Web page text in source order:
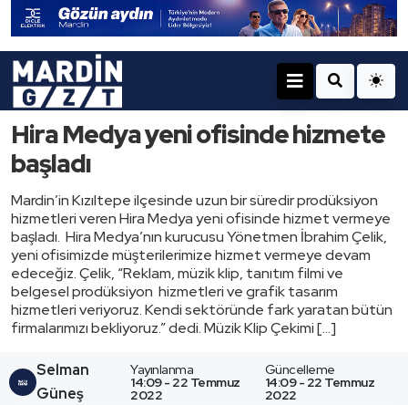
Hira Medya yeni ofisinde hizmete
başladı
Mardin’in Kızıltepe ilçesinde uzun bir süredir prodüksiyon
hizmetleri veren Hira Medya yeni ofisinde hizmet vermeye
başladı. Hira Medya’nın kurucusu Yönetmen İbrahim Çelik,
yeni ofisimizde müşterilerimize hizmet vermeye devam
edeceğiz. Çelik, “Reklam, müzik klip, tanıtım filmi ve
belgesel prodüksiyon hizmetleri ve grafik tasarım
hizmetleri veriyoruz. Kendi sektöründe fark yaratan bütün
firmalarımızı bekliyoruz.” dedi. Müzik Klip Çekimi […]
Selman
Güneş
Yayınlanma
14:09 - 22 Temmuz
2022
Güncelleme
14:09 - 22 Temmuz
2022